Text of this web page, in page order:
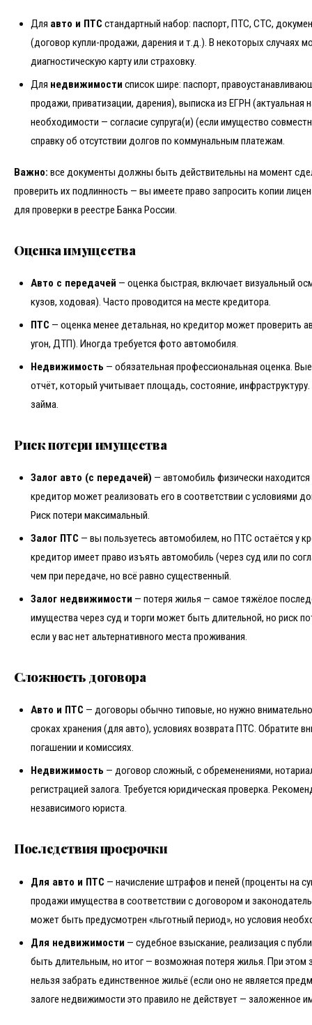
Для авто и ПТС стандартный набор: паспорт, ПТС, СТС,
(договор купли-продажи, дарения и т.д.). В некоторых случаях
диагностическую карту или страховку.
Для недвижимости список шире: паспорт,
продажи, приватизации, дарения), выписка из ЕГРН (актуальная
необходимости — согласие супруга(и) (если имущество
справку об отсутствии долгов по коммунальным платежам.
Важно: все документы должны быть действительны на момент
проверить их подлинность — вы имеете право запросить копии
для проверки в реестре Банка России.
Оценка имущества
Авто с передачей — оценка быстрая, включает визуальный
кузов, ходовая). Часто проводится на месте кредитора.
ПТС — оценка менее детальная, но кредитор может проверить
угон, ДТП). Иногда требуется фото автомобиля.
Недвижимость — обязательная профессиональная оценка.
отчёт, который учитывает площадь, состояние,
займа.
Риск потери имущества
Залог авто (с передачей) — автомобиль физически
кредитор может реализовать его в соответствии с условиями
Риск потери максимальный.
Залог ПТС — вы пользуетесь автомобилем, но ПТС остаётся у
кредитор имеет право изъять автомобиль (через суд или по
чем при передаче, но всё равно существенный.
Залог недвижимости — потеря жилья — самое тяжёлое
имущества через суд и торги может быть длительной, но риск
если у вас нет альтернативного места проживания.
Сложность договора
Авто и ПТС — договоры обычно типовые, но нужно
сроках хранения (для авто), условиях возврата ПТС. Обратите
погашении и комиссиях.
Недвижимость — договор сложный, с обременениями,
регистрацией залога. Требуется юридическая проверка.
независимого юриста.
Последствия просрочки
Для авто и ПТС — начисление штрафов и пеней (проценты на
продажи имущества в соответствии с договором и
может быть предусмотрен «льготный период», но условия
Для недвижимости — судебное взыскание, реализация с
быть длительным, но итог — возможная потеря жилья. При
нельзя забрать единственное жильё (если оно не является
залоге недвижимости это правило не действует — заложенное